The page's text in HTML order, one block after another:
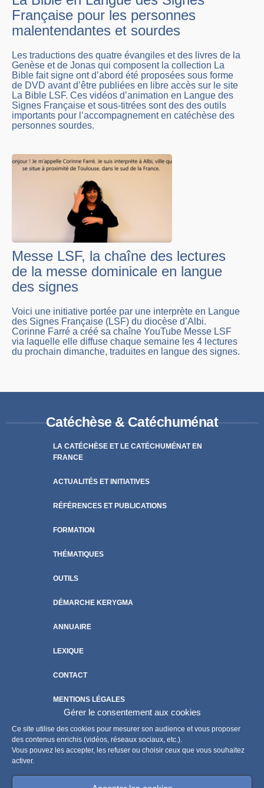
Gérer le consentement aux cookies
Ce site utilise des cookies pour mesurer son audience et vous proposer
des contenus enrichis (vidéos, réseaux sociaux, etc.).
Vous pouvez les accepter, les refuser ou choisir ceux que vous souhaitez
activer.
Française pour les personnes
malentendantes et sourdes
Les traductions des quatre évangiles et des livres de la
Genèse et de Jonas qui composent la collection La
Bible fait signe ont d’abord été proposées sous forme
de DVD avant d’être publiées en libre accès sur le site
La Bible LSF. Ces vidéos d’animation en Langue des
Signes Française et sous-titrées sont des des outils
importants pour l’accompagnement en catéchèse des
personnes sourdes.
Messe LSF, la chaîne des lectures
de la messe dominicale en langue
des signes
Voici une initiative portée par une interprète en Langue
des Signes Française (LSF) du diocèse d’Albi.
Corinne Farré a créé sa chaîne YouTube Messe LSF
via laquelle elle diffuse chaque semaine les 4 lectures
du prochain dimanche, traduites en langue des signes.
Catéchèse & Catéchuménat
LA CATÉCHÈSE ET LE CATÉCHUMÉNAT EN
FRANCE
ACTUALITÉS ET INITIATIVES
RÉFÉRENCES ET PUBLICATIONS
FORMATION
THÉMATIQUES
OUTILS
DÉMARCHE KERYGMA
ANNUAIRE
LEXIQUE
CONTACT
MENTIONS LÉGALES